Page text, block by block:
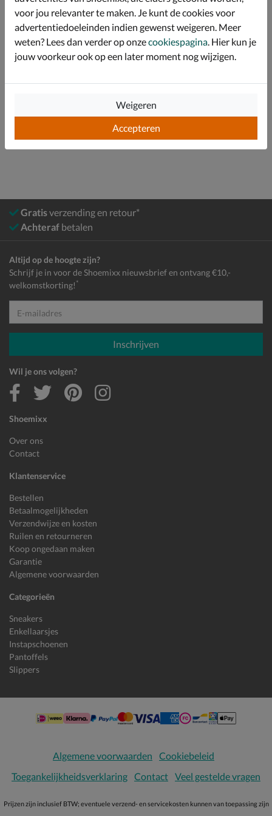
staat.
Specificaties
Laarzen
Gratisverzending en retour*
Achteraf betalen
Shoemixx
Over ons
Contact
Klantenservice
Bestellen
Betaalmogelijkheden
Verzendwijze en kosten
Ruilen en retourneren
Koop ongedaan maken
Garantie
Algemene voorwaarden
Categorieën
Sneakers
Enkellaarsjes
Instapschoenen
Pantoffels
Slippers
Altijd op de hoogte zijn?
Schrijf je in voor de Shoemixx nieuwsbrief en ontvang €10,-
welkomstkorting! *
E-mailadres
Inschrijven
Wil je ons volgen?
Algemene voorwaarden
Cookiebeleid
Toegankelijkheidsverklaring Contact Veel gestelde vragen
Prijzen zijn inclusief BTW; eventuele verzend- en servicekosten kunnen van toepassing zijn
voor jou relevanter te maken. Je kunt de cookies voor
advertentiedoeleinden indien gewenst weigeren. Meer
weten? Lees dan verder op onzecookiespagina. Hier kun je
jouw voorkeur ook op een later moment nog wijzigen.
Accepteren
Weigeren